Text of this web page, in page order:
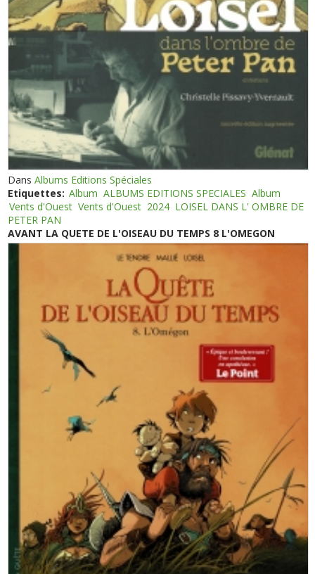
DansAlbums Editions Spéciales
Etiquettes: Album ALBUMS EDITIONS SPECIALES Album
Vents d'Ouest Vents d'Ouest 2024 LOISEL DANS L' OMBRE DE
PETER PAN
AVANT LA QUETE DE L'OISEAU DU TEMPS 8 L'OMEGON